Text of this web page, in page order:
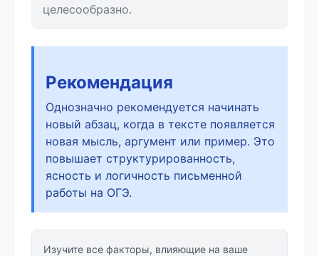
целесообразно.
Рекомендация
Однозначно рекомендуется начинать
новый абзац, когда в тексте появляется
новая мысль, аргумент или пример. Это
повышает структурированность,
ясность и логичность письменной
работы на ОГЭ.
Изучите все факторы, влияющие на ваше